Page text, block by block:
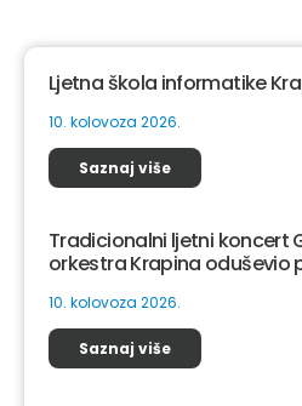
Ljetna škola informatike
10. kolovoza 2026.
Saznaj više
Tradicionalni ljetni koncert
orkestra Krapina oduševio
10. kolovoza 2026.
Saznaj više